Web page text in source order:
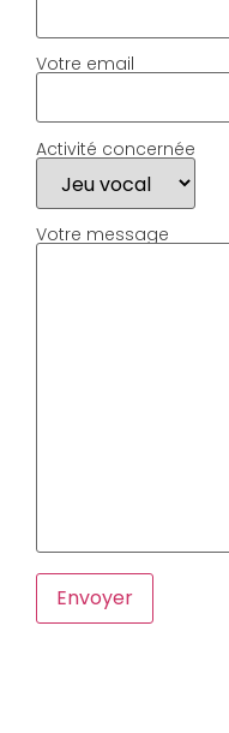
Votre email
Activité concernée
Votre message